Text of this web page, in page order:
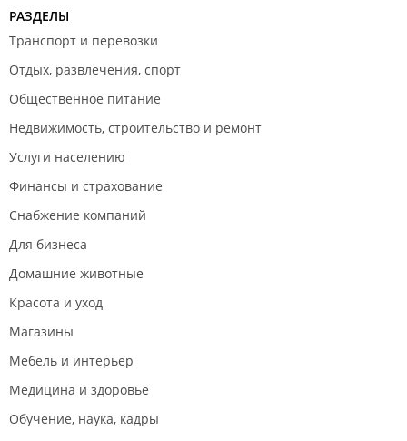
РАЗДЕЛЫ
Транспорт и перевозки
Отдых, развлечения, спорт
Общественное питание
Недвижимость, строительство и ремонт
Услуги населению
Финансы и страхование
Снабжение компаний
Для бизнеса
Домашние животные
Красота и уход
Магазины
Мебель и интерьер
Медицина и здоровье
Обучение, наука, кадры